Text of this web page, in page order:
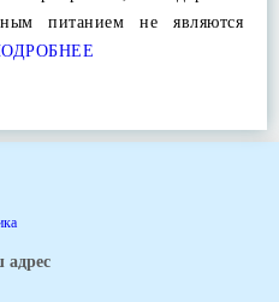
питанием не являются